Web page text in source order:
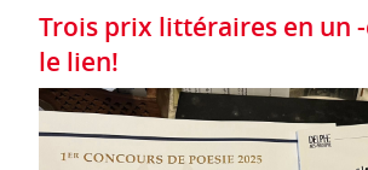
Trois prix littéraires en un
le lien!